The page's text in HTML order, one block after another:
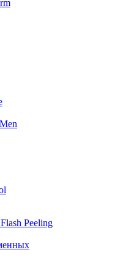
Peeling